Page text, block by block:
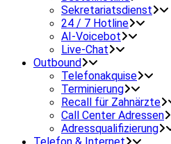
Sekretariatsdienst
24 / 7 Hotline
AI-Voicebot
Live-Chat
Outbound
Telefonakquise
Terminierung
Recall für Zahnärzte
Call Center Adressen
Adressqualifizierung